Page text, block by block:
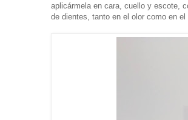
aplicármela en cara, cuello y escote,
de dientes, tanto en el olor como en